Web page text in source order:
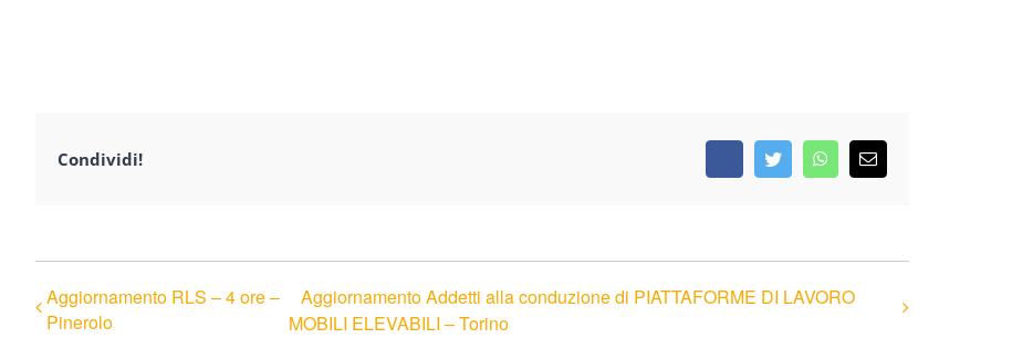
Condividi! FacebookTwitterWhatsApp
Email
Aggiornamento RLS – 4 ore –
Pinerolo
Aggiornamento Addetti alla conduzione di PIATTAFORME DI LAVORO
MOBILI ELEVABILI – Torino